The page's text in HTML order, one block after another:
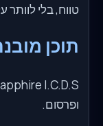
טווח, בלי
תוכן
ופרסום.